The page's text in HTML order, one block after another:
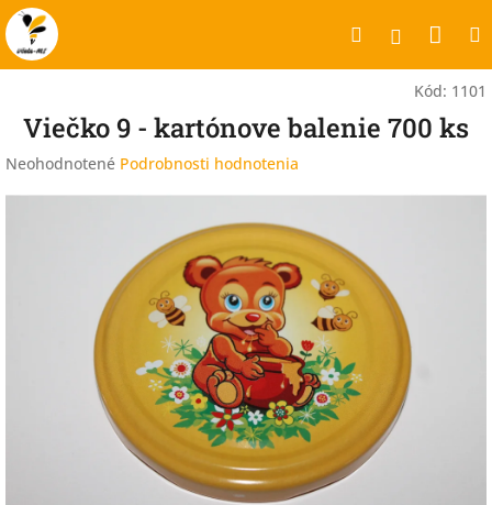
Prejsť
na
obsah
Hľadať
Kód: 1101
Viečko 9 - kartónove balenie 700 ks
Priemerné
Neohodnotené Podrobnosti hodnotenia